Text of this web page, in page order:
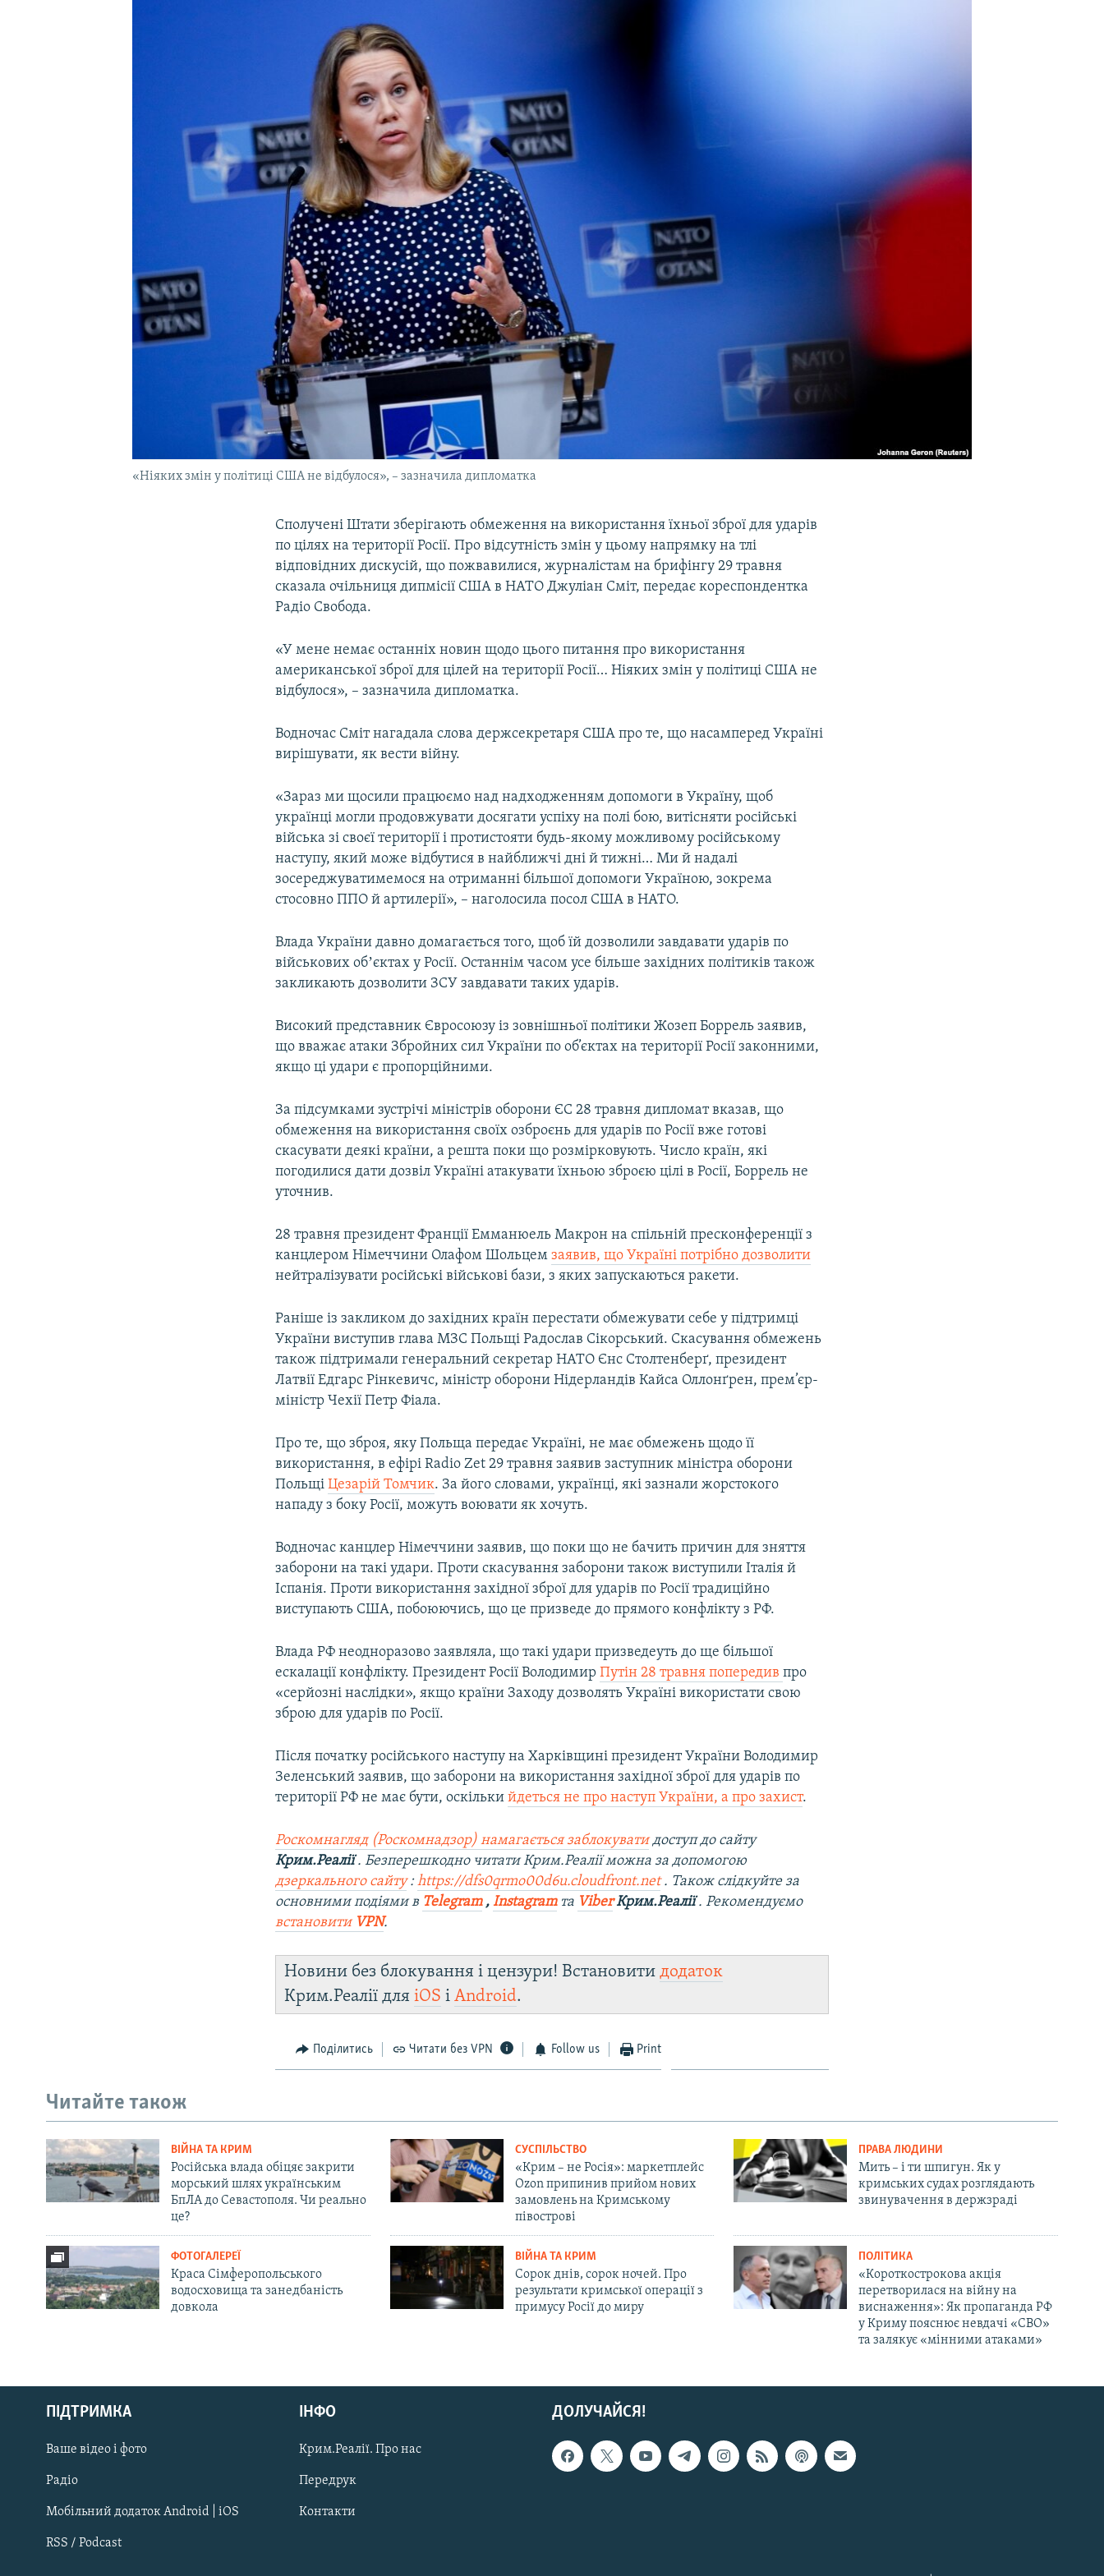
Русский
Qırımtatar
ДОЛУЧАЙСЯ!
«Ніяких змін у політиці США не відбулося», – зазначила дипломатка
Сполучені Штати зберігають обмеження на використання їхньої зброї для ударів
по цілях на території Росії. Про відсутність змін у цьому напрямку на тлі
відповідних дискусій, що пожвавилися, журналістам на брифінгу 29 травня
сказала очільниця дипмісії США в НАТО Джуліан Сміт, передає кореспондентка
Радіо Свобода.
«У мене немає останніх новин щодо цього питання про використання
американської зброї для цілей на території Росії… Ніяких змін у політиці США не
відбулося», – зазначила дипломатка.
Водночас Сміт нагадала слова держсекретаря США про те, що насамперед Україні
вирішувати, як вести війну.
«Зараз ми щосили працюємо над надходженням допомоги в Україну, щоб
українці могли продовжувати досягати успіху на полі бою, витісняти російські
війська зі своєї території і протистояти будь-якому можливому російському
наступу, який може відбутися в найближчі дні й тижні… Ми й надалі
зосереджуватимемося на отриманні більшої допомоги Україною, зокрема
стосовно ППО й артилерії», – наголосила посол США в НАТО.
Влада України давно домагається того, щоб їй дозволили завдавати ударів по
військових обʼєктах у Росії. Останнім часом усе більше західних політиків також
закликають дозволити ЗСУ завдавати таких ударів.
Високий представник Євросоюзу із зовнішньої політики Жозеп Боррель заявив,
що вважає атаки Збройних сил України по об’єктах на території Росії законними,
якщо ці удари є пропорційними.
За підсумками зустрічі міністрів оборони ЄС 28 травня дипломат вказав, що
обмеження на використання своїх озброєнь для ударів по Росії вже готові
скасувати деякі країни, а решта поки що розмірковують. Число країн, які
погодилися дати дозвіл Україні атакувати їхньою зброєю цілі в Росії, Боррель не
уточнив.
28 травня президент Франції Емманюель Макрон на спільній пресконференції з
канцлером Німеччини Олафом Шольцемзаявив, що Україні потрібно дозволити
нейтралізувати російські військові бази, з яких запускаються ракети.
Раніше із закликом до західних країн перестати обмежувати себе у підтримці
України виступив глава МЗС Польщі Радослав Сікорський. Скасування обмежень
також підтримали генеральний секретар НАТО Єнс Столтенберґ, президент
Латвії Едгарс Рінкевичс, міністр оборони Нідерландів Кайса Оллонґрен, прем’єр-
міністр Чехії Петр Фіала.
Про те, що зброя, яку Польща передає Україні, не має обмежень щодо її
використання, в ефірі Radio Zet 29 травня заявив заступник міністра оборони
ПольщіЦезарій Томчик. За його словами, українці, які зазнали жорстокого
нападу з боку Росії, можуть воювати як хочуть.
Водночас канцлер Німеччини заявив, що поки що не бачить причин для зняття
заборони на такі удари. Проти скасування заборони також виступили Італія й
Іспанія. Проти використання західної зброї для ударів по Росії традиційно
виступають США, побоюючись, що це призведе до прямого конфлікту з РФ.
Влада РФ неодноразово заявляла, що такі удари призведеуть до ще більшої
ескалації конфлікту. Президент Росії ВолодимирПутін 28 травня попередивпро
«серйозні наслідки», якщо країни Заходу дозволять Україні використати свою
зброю для ударів по Росії.
Після початку російського наступу на Харківщині президент України Володимир
Зеленський заявив, що заборони на використання західної зброї для ударів по
території РФ не має бути, оскількийдеться не про наступ України, а про захист.
Роскомнагляд (Роскомнадзор) намагається заблокуватидоступ до сайту
Крим.Реалії. Безперешкодно читати Крим.Реалії можна за допомогою
дзеркального сайту:https://dfs0qrmo00d6u.cloudfront.net. Також слідкуйте за
основними подіями в Telegram,Instagramта ViberКрим.Реалії. Рекомендуємо
встановити VPN.
Новини без блокування і цензури! Встановитидодаток
Крим.Реалії дляiOS іAndroid.
Поділитись Читати без VPN Follow us Print
Читайте також
ВІЙНА ТА КРИМ
Російська влада обіцяє закрити
морський шлях українським
БпЛА до Севастополя. Чи реально
це?
СУСПІЛЬСТВО
«Крим – не Росія»: маркетплейс
Ozon припинив прийом нових
замовлень на Кримському
півострові
ПРАВА ЛЮДИНИ
Мить – і ти шпигун. Як у
кримських судах розглядають
звинувачення в держзраді
ФОТОГАЛЕРЕЇ
Краса Сімферопольського
водосховища та занедбаність
довкола
ВІЙНА ТА КРИМ
Сорок днів, сорок ночей. Про
результати кримської операції з
примусу Росії до миру
ПОЛІТИКА
«Короткострокова акція
перетворилася на війну на
виснаження»: Як пропаганда РФ
у Криму пояснює невдачі «СВО»
та залякує «мінними атаками»
ДОЛУЧАЙСЯ!
ПІДТРИМКА
Ваше відео і фото
Радіо
Мобільний додаток Android | iOS
RSS / Podcast
ІНФО
Крим.Реалії. Про нас
Передрук
Контакти